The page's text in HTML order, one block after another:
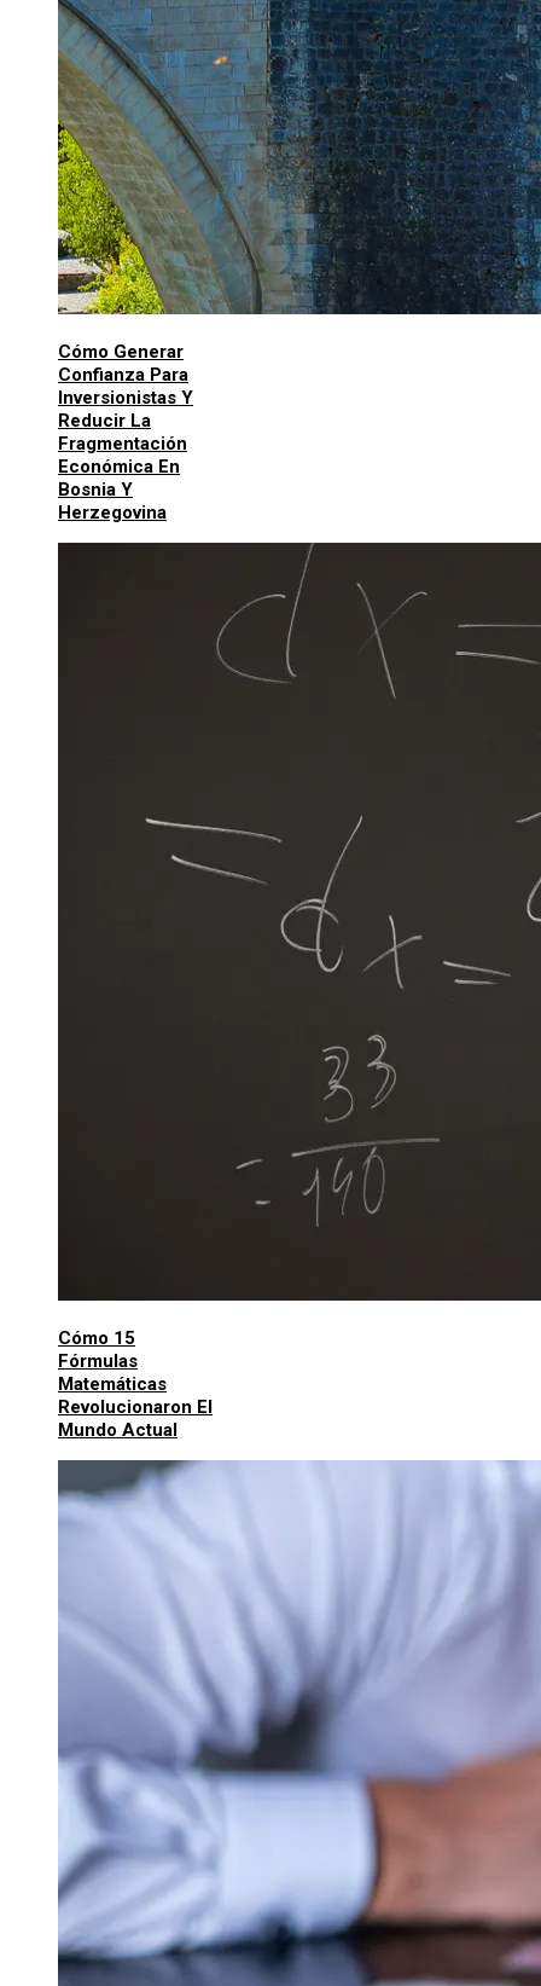
Cómo Generar
Confianza Para
Inversionistas Y
Reducir La
Fragmentación
Económica En
Bosnia Y
Herzegovina
Cómo 15
Fórmulas
Matemáticas
Revolucionaron El
Mundo Actual